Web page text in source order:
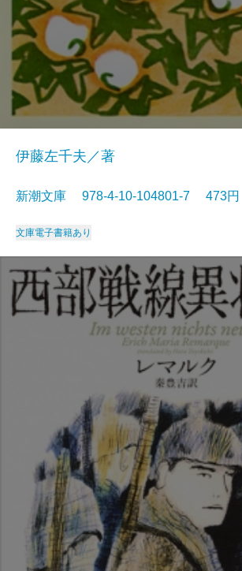
伊藤左千夫／著
新潮文庫 978-4-10-104801-7 473
文庫電子書籍あり